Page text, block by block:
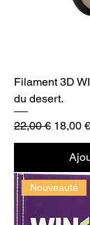
Filament 3D
du desert.
Prix original
22,00 € Prix
18,00 €
Nouveauté